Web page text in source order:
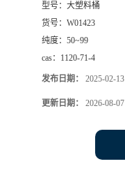
型号： 大塑料桶
货号： W01423
纯度： 50~99
cas： 1120-71-4
发布日期： 2025-02-13
更新日期： 2026-08-07